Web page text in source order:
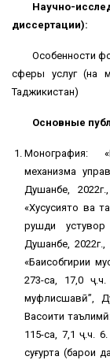
Научно-
диссертации):
Особенности
сферы услуг (на
Таджикистан)
Основные
Монография:
механизма
Душанбе,
«Хусусиятҳо ва
рушди
Душанбе,
«Баҳисобгирии
273-саҳ, 17,0
муфлисшавӣ”,
Васоити
115-саҳ, 7,1 ҷ.ч.
суғурта (барои